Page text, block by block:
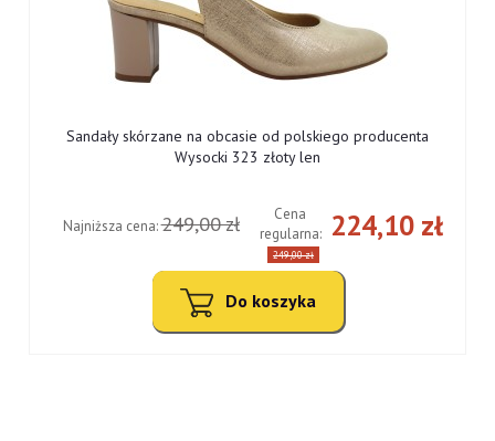
Sandały skórzane na obcasie od polskiego producenta
Wysocki 323 złoty len
224,10 zł
Cena
regularna:
249,00 zł
Najniższa cena:249,00 zł
Do koszyka